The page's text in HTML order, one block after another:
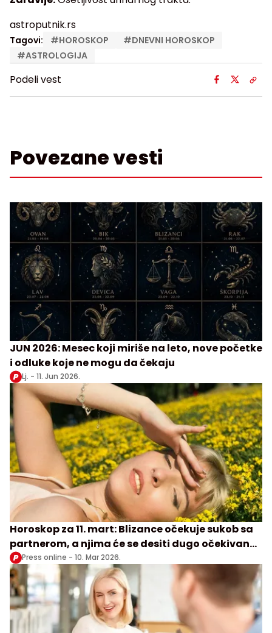
astroputnik.rs
Tagovi: #HOROSKOP #DNEVNI HOROSKOP
#ASTROLOGIJA
Podeli vest
Povezane vesti
JUN 2026: Mesec koji miriše na leto, nove početke
i odluke koje ne mogu da čekaju
Lj. - 11. Jun 2026.
Horoskop za 11. mart: Blizance očekuje sukob sa
partnerom, a njima će se desiti dugo očekivan
susret
Press online - 10. Mar 2026.